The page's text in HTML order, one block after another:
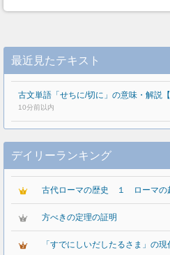
最近見たテキスト
古文単語「せちに/切に」の意味・解説【
10分前以内
デイリーランキング
古代ローマの歴史 １ ローマの
方べきの定理の証明
「すでにしいだしたるさま」の現